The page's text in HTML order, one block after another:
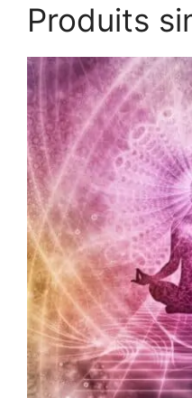
Produits